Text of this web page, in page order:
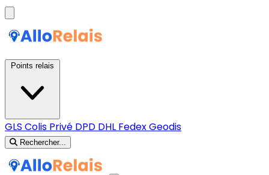
GLS Colis Privé DPD DHL FedexGeodis
Rechercher...